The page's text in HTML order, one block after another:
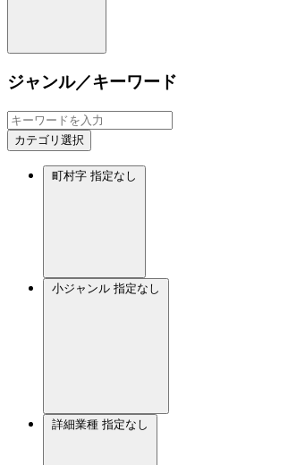
ジャンル／キーワード
カテゴリ選択
町村字 指定なし
小ジャンル 指定なし
詳細業種 指定なし